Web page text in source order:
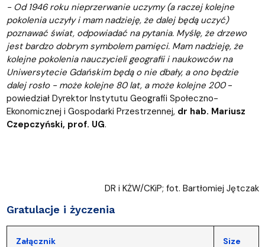
- Od 1946 roku nieprzerwanie uczymy (a raczej kolejne
pokolenia uczyły i mam nadzieję, że dalej będą uczyć)
poznawać świat, odpowiadać na pytania. Myślę, że drzewo
jest bardzo dobrym symbolem pamięci. Mam nadzieję, że
kolejne pokolenia nauczycieli geografii i naukowców na
Uniwersytecie Gdańskim będą o nie dbały, a ono będzie
dalej rosło - może kolejne 80 lat, a może kolejne 200-
powiedział Dyrektor Instytutu Geografii Społeczno-
Ekonomicznej i Gospodarki Przestrzennej, dr hab. Mariusz
Czepczyński, prof. UG.
DR i KŻW/CKiP; fot. Bartłomiej Jętczak
Gratulacje i życzenia
Załącznik Size